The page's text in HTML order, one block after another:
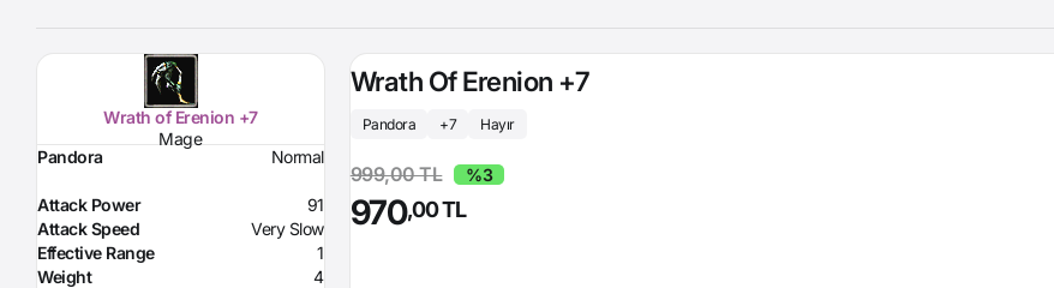
Wrath of Erenion +7
Mage
Pandora
Normal
Attack Power
91
Attack Speed
Very Slow
Effective Range
1
Weight
4
Wrath Of Erenion +7
Pandora +7 Hayır
999,00 TL %3
970,00 TL